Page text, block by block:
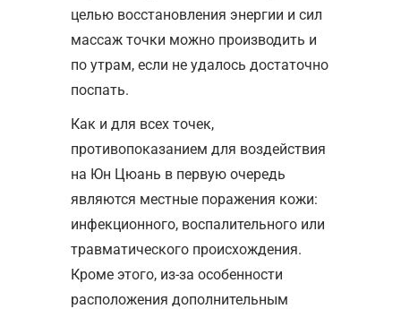
целью восстановления энергии и сил
массаж точки можно производить и
по утрам, если не удалось достаточно
поспать.
Как и для всех точек,
противопоказанием для воздействия
на Юн Цюань в первую очередь
являются местные поражения кожи:
инфекционного, воспалительного или
травматического происхождения.
Кроме этого, из-за особенности
расположения дополнительным